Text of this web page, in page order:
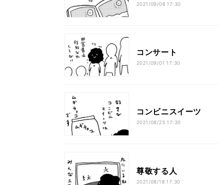
2021/09/08 17:30
コンサート
2021/09/01 17:30
コンビニスイーツ
2021/08/25 17:30
尊敬する人
2021/08/18 17:30